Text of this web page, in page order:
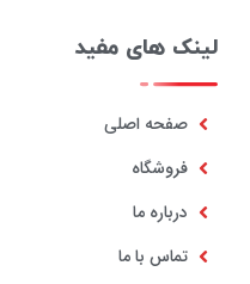
لینک های مفید
صفحه اصلی
فروشگاه
درباره ما
تماس با ما